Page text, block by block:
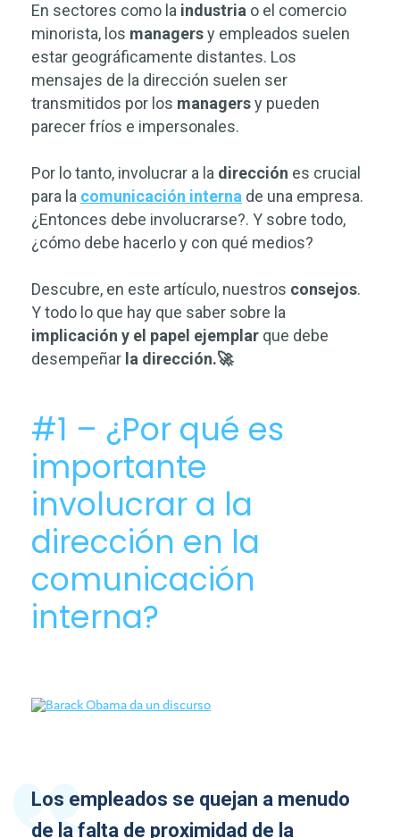
En sectores como la industria o el comercio
minorista, los managersy empleados suelen
estar geográficamente distantes. Los
mensajes de la dirección suelen ser
transmitidos por los managersy pueden
parecer fríos e impersonales.
Por lo tanto, involucrar a la dirección es crucial
para la comunicación interna de una empresa.
¿Entonces debe involucrarse?. Y sobre todo,
¿cómo debe hacerlo y con qué medios?
Descubre, en este artículo, nuestros consejos.
Y todo lo que hay que saber sobre la
implicación y el papel ejemplar que debe
desempeñar la dirección.🚀
#1 – ¿Por qué es
importante
involucrar a la
dirección en la
comunicación
interna?
Los empleados se quejan a menudo
de la falta de proximidad de la